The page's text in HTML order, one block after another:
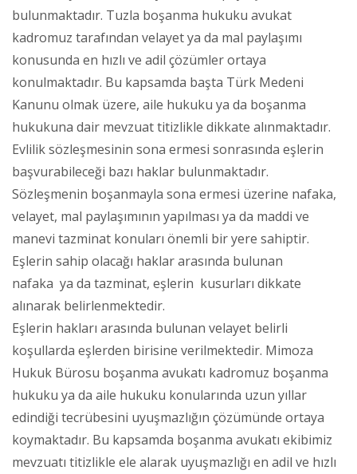
bulunmaktadır. Tuzla boşanma hukuku avukat
kadromuz tarafından velayet ya da mal paylaşımı
konusunda en hızlı ve adil çözümler ortaya
konulmaktadır. Bu kapsamda başta Türk Medeni
Kanunu olmak üzere, aile hukuku ya da boşanma
hukukuna dair mevzuat titizlikle dikkate alınmaktadır.
Evlilik sözleşmesinin sona ermesi sonrasında eşlerin
başvurabileceği bazı haklar bulunmaktadır.
Sözleşmenin boşanmayla sona ermesi üzerine nafaka,
velayet, mal paylaşımının yapılması ya da maddi ve
manevi tazminat konuları önemli bir yere sahiptir.
Eşlerin sahip olacağı haklar arasında bulunan
nafaka ya da tazminat, eşlerin kusurları dikkate
alınarak belirlenmektedir.
Eşlerin hakları arasında bulunan velayet belirli
koşullarda eşlerden birisine verilmektedir. Mimoza
Hukuk Bürosu boşanma avukatı kadromuz boşanma
hukuku ya da aile hukuku konularında uzun yıllar
edindiği tecrübesini uyuşmazlığın çözümünde ortaya
koymaktadır. Bu kapsamda boşanma avukatı ekibimiz
mevzuatı titizlikle ele alarak uyuşmazlığı en adil ve hızlı